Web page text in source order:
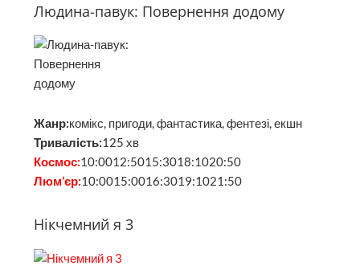
Людина-павук: Повернення додому
Жанр:комікс, пригоди, фантастика, фентезі, екшн
Тривалість:125 хв
Космос:10:0012:5015:3018:1020:50
Люм’єр:10:0015:0016:3019:1021:50
Нікчемний я 3